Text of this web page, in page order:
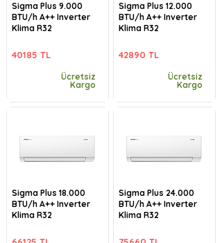
Sigma Plus 9.000
BTU/h A++ Inverter
Klima R32
40185 TL
Ücretsiz
Kargo
Sigma Plus 18.000
BTU/h A++ Inverter
Klima R32
Sigma Plus 12.000
BTU/h A++ Inverter
Klima R32
42890 TL
Ücretsiz
Kargo
Sigma Plus 24.000
BTU/h A++ Inverter
Klima R32